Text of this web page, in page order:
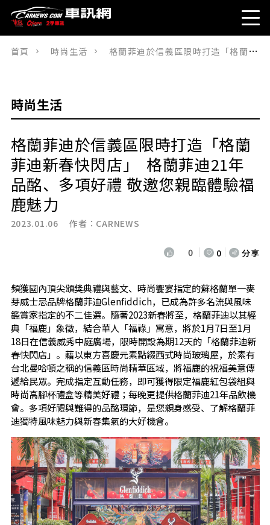
首頁 時尚生活 格蘭菲迪於信義區限時打造「格蘭菲迪新春快閃店」 格蘭菲迪21年品酩、多項好禮 敬邀您親臨體驗福鹿魅力
時尚生活
格蘭菲迪於信義區限時打造「格蘭
菲迪新春快閃店」 格蘭菲迪21年
品酩、多項好禮 敬邀您親臨體驗福
鹿魅力
2023.01.06 作者： CARNEWS
0 0 分享
頻獲國內頂尖頒獎典禮與藝文、時尚饗宴指定的蘇格蘭單一麥
芽威士忌品牌格蘭菲迪Glenfiddich，已成為許多名流與風味
鑑賞家指定的不二佳選。隨著2023新春將至，格蘭菲迪以其經
典「福鹿」象徵，結合華人「福祿」寓意，將於1月7日至1月
18日在信義威秀中庭廣場，限時開設為期12天的「格蘭菲迪新
春快閃店」。藉以東方喜慶元素點綴西式時尚玻璃屋，於素有
台北曼哈頓之稱的信義區時尚精華區域，將福鹿的祝福美意傳
遞給民眾。完成指定互動任務，即可獲得限定福鹿紅包袋組與
時尚高腳杯禮盒等精美好禮；每晚更提供格蘭菲迪21年品飲機
會。多項好禮與難得的品酩環節，是您親身感受、了解格蘭菲
迪獨特風味魅力與新春集氣的大好機會。